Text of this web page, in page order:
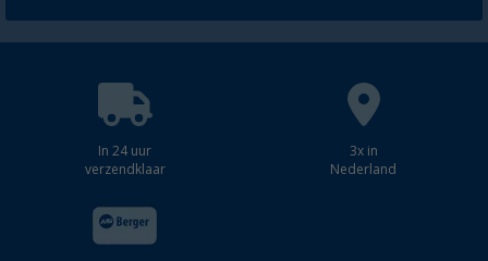
In 24 uur
verzendklaar
3x in
Nederland